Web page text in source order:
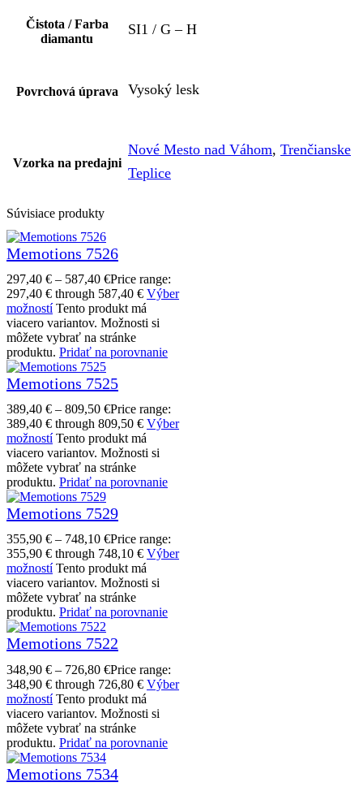
Čistota / Farba
diamantu
SI1 / G – H
Povrchová úprava Vysoký lesk
Vzorka na predajni
Nové Mesto nad Váhom, Trenčianske
Teplice
Súvisiace produkty
Memotions 7526
297,40 € – 587,40 €Price range:
297,40 € through 587,40 € Výber
možností Tento produkt má
viacero variantov. Možnosti si
môžete vybrať na stránke
produktu. Pridať na porovnanie
Memotions 7525
389,40 € – 809,50 €Price range:
389,40 € through 809,50 € Výber
možností Tento produkt má
viacero variantov. Možnosti si
môžete vybrať na stránke
produktu. Pridať na porovnanie
Memotions 7529
355,90 € – 748,10 €Price range:
355,90 € through 748,10 € Výber
možností Tento produkt má
viacero variantov. Možnosti si
môžete vybrať na stránke
produktu. Pridať na porovnanie
Memotions 7522
348,90 € – 726,80 €Price range:
348,90 € through 726,80 € Výber
možností Tento produkt má
viacero variantov. Možnosti si
môžete vybrať na stránke
produktu. Pridať na porovnanie
Memotions 7534